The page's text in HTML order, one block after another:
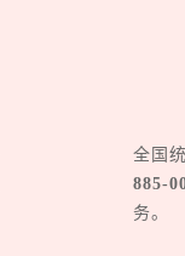
全国
885-
务。